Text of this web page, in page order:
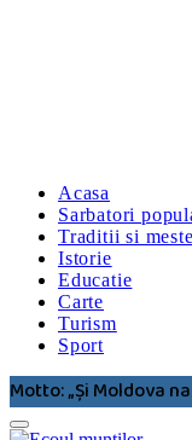
Acasa
Sarbatori
Traditii si
Istorie
Educatie
Carte
Turism
Sport
Motto: „Şi Moldova